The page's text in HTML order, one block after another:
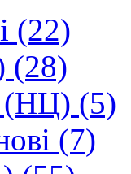
(22)
(28)
(НЦ) (5)
(7)